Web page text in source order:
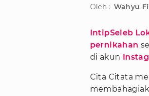
Oleh : Wahyu
IntipSeleb
pernikahan
di akun
Cita Citata